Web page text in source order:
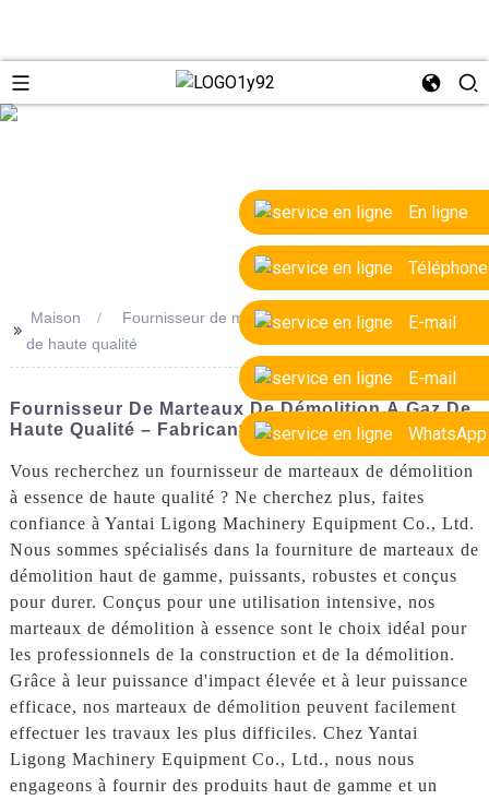
En ligne
Téléphone
E-mail
E-mail
WhatsApp
>>
Maison
Fournisseur de marteaux de démolition à essence
de haute qualité
Fournisseur De Marteaux De Démolition À Gaz De
Haute Qualité – Fabricants OEM
Vous recherchez un fournisseur de marteaux de démolition
à essence de haute qualité ? Ne cherchez plus, faites
confiance à Yantai Ligong Machinery Equipment Co., Ltd.
Nous sommes spécialisés dans la fourniture de marteaux de
démolition haut de gamme, puissants, robustes et conçus
pour durer. Conçus pour une utilisation intensive, nos
marteaux de démolition à essence sont le choix idéal pour
les professionnels de la construction et de la démolition.
Grâce à leur puissance d'impact élevée et à leur puissance
efficace, nos marteaux de démolition peuvent facilement
effectuer les travaux les plus difficiles. Chez Yantai
Ligong Machinery Equipment Co., Ltd., nous nous
engageons à fournir des produits haut de gamme et un